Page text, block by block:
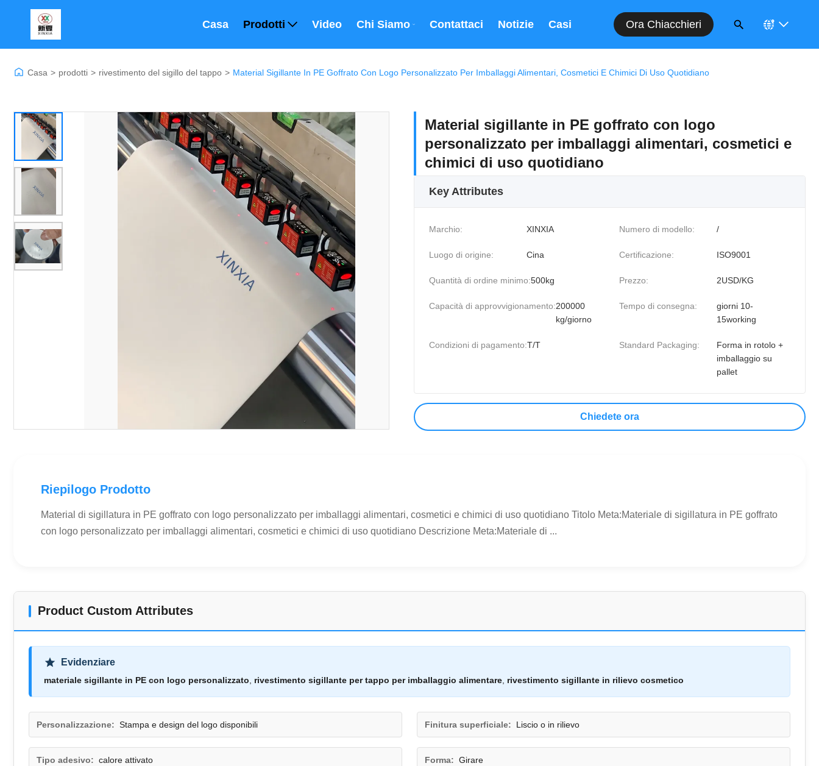
Casa Prodotti Video Chi Siamo Contattaci Notizie Casi Ora Chiacchieri
Casa > prodotti > rivestimento del sigillo del tappo > Material Sigillante In PE Goffrato Con Logo Personalizzato Per Imballaggi Alimentari, Cosmetici E Chimici Di Uso Quotidiano
Material sigillante in PE goffrato con logo
personalizzato per imballaggi alimentari, cosmetici e
chimici di uso quotidiano
Key Attributes
Marchio: XINXIA Numero di modello: /
Luogo di origine: Cina Certificazione: ISO9001
Quantità di ordine minimo:500kg Prezzo: 2USD/KG
Capacità di approvvigionamento:200000
kg/giorno
Tempo di consegna:
giorni 10-
15working
Condizioni di pagamento:T/T Standard Packaging:
Forma in rotolo +
imballaggio su
pallet
Chiedete ora
Riepilogo Prodotto
Material di sigillatura in PE goffrato con logo personalizzato per imballaggi alimentari, cosmetici e chimici di uso quotidiano Titolo Meta:Materiale di sigillatura in PE goffrato
con logo personalizzato per imballaggi alimentari, cosmetici e chimici di uso quotidiano Descrizione Meta:Materiale di ...
Product Custom Attributes
Evidenziare
materiale sigillante in PE con logo personalizzato rivestimento sigillante per tappo per imballaggio alimentare rivestimento sigillante in rilievo cosmetico
Personalizzazione: Stampa e design del logo disponibili Finitura superficiale: Liscio o in rilievo
Tipo adesivo: calore attivato Forma: Girare